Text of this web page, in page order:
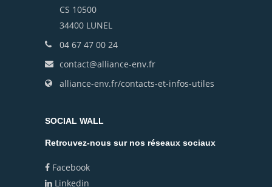
CS 10500
34400 LUNEL
04 67 47 00 24
contact@alliance-env.fr
alliance-env.fr/contacts-et-infos-utiles
SOCIAL WALL
Retrouvez-nous sur nos réseaux sociaux
Facebook
Linkedin